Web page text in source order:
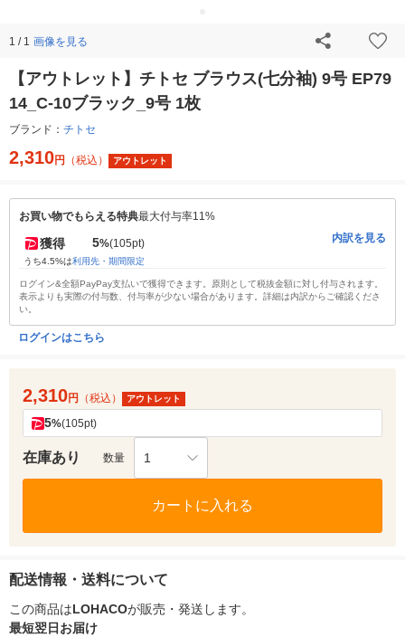
1 / 1 画像を見る
【アウトレット】チトセ ブラウス(七分袖) 9号 EP79
14_C-10ブラック_9号 1枚
ブランド： チトセ
2,310円 （税込） アウトレット
お買い物でもらえる特典最大付与率11%
獲得 5%(105pt)
うち4.5%は利用先・期間限定
内訳を見る
ログイン&全額PayPay支払いで獲得できます。原則として税抜金額に対し付与されます。
表示よりも実際の付与数、付与率が少ない場合があります。詳細は内訳からご確認くださ
い。
ログインはこちら
2,310円 （税込） アウトレット
5%(105pt)
在庫あり 数量 1
カートに入れる
配送情報・送料について
この商品はLOHACOが販売・発送します。
最短翌日お届け